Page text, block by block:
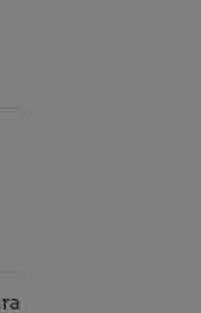
days.
mit 2 kommentare.
der Schweiz: Die